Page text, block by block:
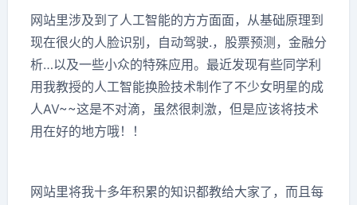
网站里涉及到了人工智能的方方面面，从基础原理到
现在很火的人脸识别，自动驾驶.，股票预测，金融分
析…以及一些小众的特殊应用。最近发现有些同学利
用我教授的人工智能换脸技术制作了不少女明星的成
人AV~~这是不对滴，虽然很刺激，但是应该将技术
用在好的地方哦！！
网站里将我十多年积累的知识都教给大家了，而且每